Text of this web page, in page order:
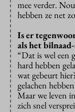
mee verder.
hebben ze net
Is er
als het
“Dat is wel een
hard hebben
wat gebeurt
gelachen
Maar we leven
zich snel